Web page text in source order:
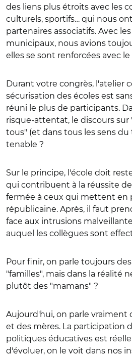
des liens plus étroits avec les
culturels, sportifs… qui nous
partenaires associatifs. Avec
municipaux, nous avions
elles se sont renforcées avec
Durant votre congrès, l'atelier
sécurisation des écoles est
réuni le plus de participants.
risque-attentat, le discours sur
tous" (et dans tous les sens
tenable ?
Sur le principe, l'école doit
qui contribuent à la réussite
fermée à ceux qui mettent en
républicaine. Après, il faut
face aux intrusions
auquel les collègues sont
Pour finir, on parle toujours
"familles", mais dans la réalité
plutôt des "mamans" ?
Aujourd'hui, on parle vraiment
et des mères. La participation
politiques éducatives est
d'évoluer, on le voit dans nos